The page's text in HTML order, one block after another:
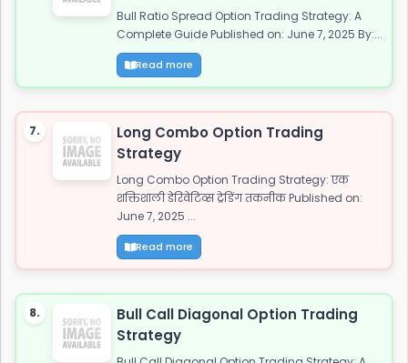
Bull Ratio Spread Option Trading Strategy: A
Complete Guide Published on: June 7, 2025 By:...
Read more
7.
Long Combo Option Trading
Strategy
Long Combo Option Trading Strategy: एक
शक्तिशाली डेरिवेटिव्स ट्रेडिंग तकनीक Published on:
June 7, 2025 ...
Read more
8.
Bull Call Diagonal Option Trading
Strategy